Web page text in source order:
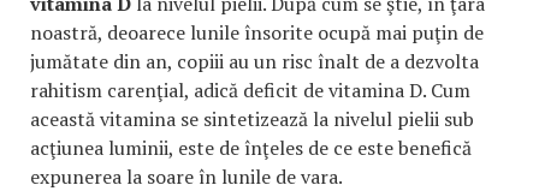
noastră, deoarece lunile însorite ocupă mai puţin de
jumătate din an, copiii au un risc înalt de a dezvolta
rahitism carenţial, adică deficit de vitamina D. Cum
această vitamina se sintetizează la nivelul pielii sub
acţiunea luminii, este de înţeles de ce este benefică
expunerea la soare în lunile de vara.